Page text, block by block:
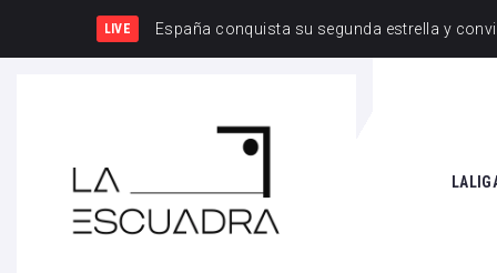
LIVE España y Francia, una rivalidad q
SEARCH THIS WEBSITE